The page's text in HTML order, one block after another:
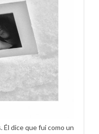
Él dice que fui como un